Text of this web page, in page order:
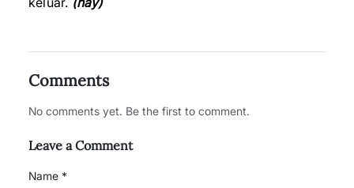
Comments
No comments yet. Be the first to comment.
Leave a Comment
Name *